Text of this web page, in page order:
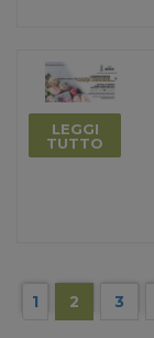
LEGGI
TUTTO
1 2 3